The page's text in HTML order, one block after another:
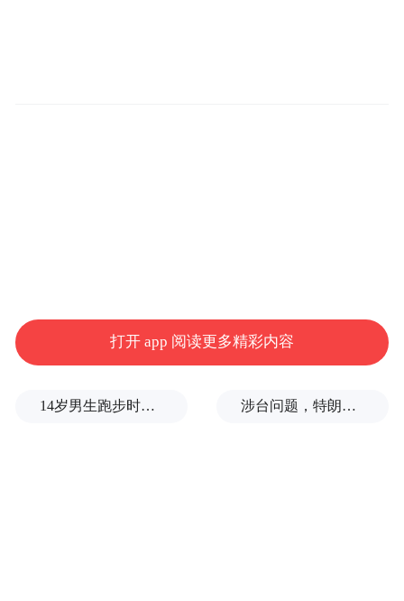
Notice: The content above (including the videos,
pictures and audios if any) is uploaded and posted
by the user of Dafeng Hao, which is a social media
space services.”
打开 app 阅读更多精彩内容
14岁男生跑步时心脏骤停，后被鉴定为“器质性痴呆”，家属质疑校方失责 涉台问题，特朗普的教训还没吃够